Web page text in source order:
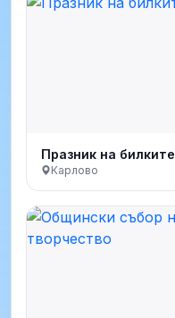
Празник на билките
Карлово